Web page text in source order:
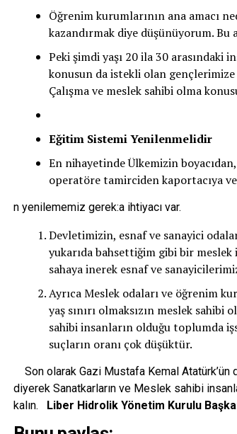
Öğrenim kurumlarının ana amacı
kazandırmak diye düşünüyorum.
Peki şimdi yaşı 20 ila 30 arasındaki
konusun da istekli olan
Çalışma ve meslek sahibi olma
Eğitim Sistemi Yenilenmelidir
En nihayetinde Ülkemizin
operatöre tamirciden kaportacıya
n yenilememiz gerek:a ihtiyacı var.
Devletimizin, esnaf ve sanayici
yukarıda bahsettiğim gibi bir
sahaya inerek esnaf ve
Ayrıca Meslek odaları ve öğrenim
yaş sınırı olmaksızın meslek
sahibi insanların olduğu toplumda
suçların oranı çok düşüktür.
Son olarak Gazi Mustafa Kemal Atatürk’ün
diyerek Sanatkarların ve Meslek sahibi
kalın. Liber Hidrolik Yönetim Kurulu